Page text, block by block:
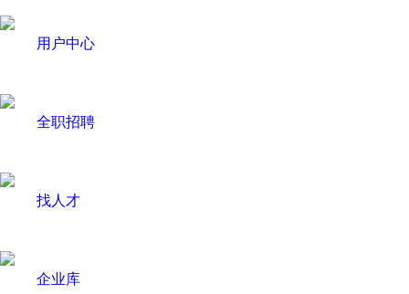
用户中心
全职招聘
找人才
企业库